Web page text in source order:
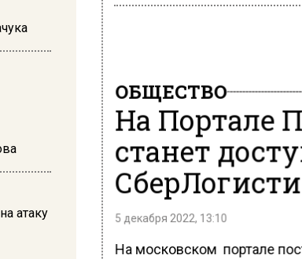
атаку
ОБЩЕСТВО
На Портале
станет
5 декабря 2022, 13:10
На московском портале